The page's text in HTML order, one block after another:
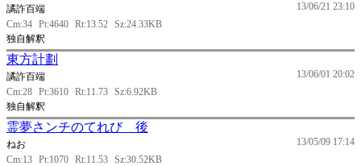
13/06/21 23:10
譎詐百端
Cm:34 Pt:4640 Rt:13.52 Sz:24.33KB
独自解釈
東方計劃
13/06/01 20:02
譎詐百端
Cm:28 Pt:3610 Rt:11.73 Sz:6.92KB
独自解釈
霊夢さンチのてれび 後
13/05/09 17:14
ねお
Cm:13 Pt:1070 Rt:11.53 Sz:30.52KB